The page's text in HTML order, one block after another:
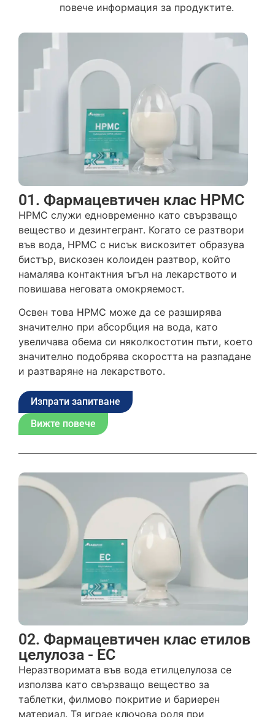
повече информация за продуктите.
01. Фармацевтичен клас HPMC
HPMC служи едновременно като свързващо
вещество и дезинтегрант. Когато се разтвори
във вода, HPMC с нисък вискозитет образува
бистър, вискозен колоиден разтвор, който
намалява контактния ъгъл на лекарството и
повишава неговата омокряемост.
Освен това HPMC може да се разширява
значително при абсорбция на вода, като
увеличава обема си няколкостотин пъти, което
значително подобрява скоростта на разпадане
и разтваряне на лекарството.
Изпрати запитване
Вижте повече
02. Фармацевтичен клас етилов
целулоза - EC
Неразтворимата във вода етилцелулоза се
използва като свързващо вещество за
таблетки, филмово покритие и бариерен
материал. Тя играе ключова роля при